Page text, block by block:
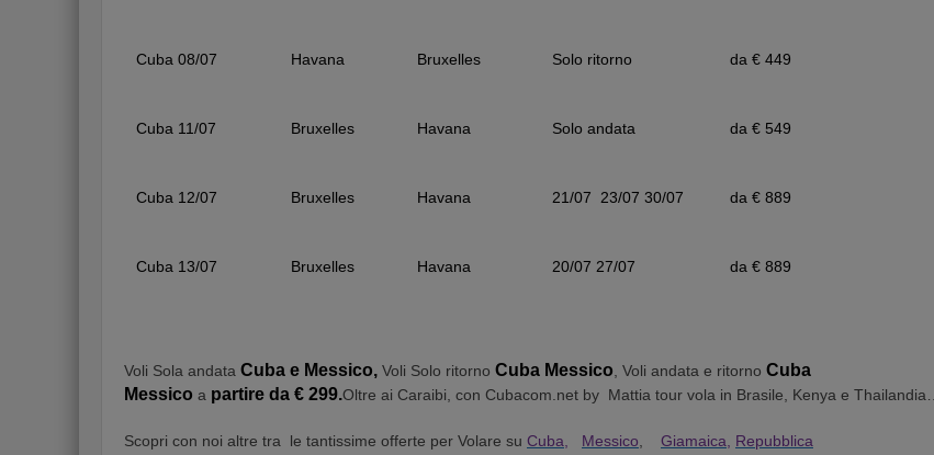
Cuba 08/07 Havana Bruxelles Solo ritorno da € 449
Cuba 11/07 Bruxelles Havana Solo andata da € 549
Cuba 12/07 Bruxelles Havana 21/07 23/07 30/07 da € 889
Cuba 13/07 Bruxelles Havana 20/07 27/07 da € 889
Voli Sola andata Cuba e Messico, Voli Solo ritorno Cuba Messico , Voli andata e ritorno Cuba
Messico a partire da € 299.Oltre ai Caraibi, con Cubacom.net by Mattia tour vola in Brasile, Kenya e Thailandia…
Scopri con noi altre tra le tantissime offerte per Volare su Cuba, Messico Giamaica,
Repubblica